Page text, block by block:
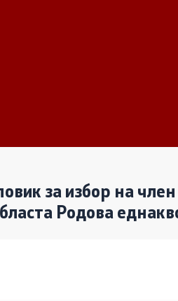
за избор на
Родова